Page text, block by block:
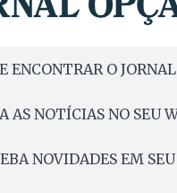
ENCONTRAR O
AS NOTÍCIAS NO SEU
NOVIDADES EM